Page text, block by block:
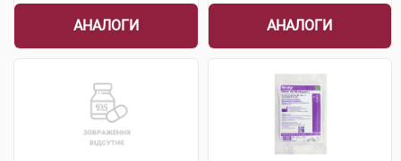
АНАЛОГИ АНАЛОГИ